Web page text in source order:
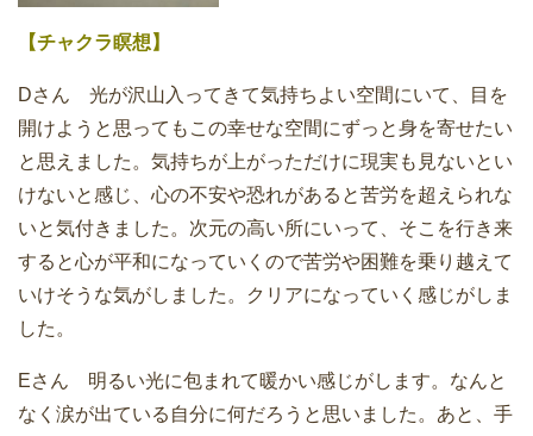
【チャクラ瞑想】
Dさん 光が沢山入ってきて気持ちよい空間にいて、目を
開けようと思ってもこの幸せな空間にずっと身を寄せたい
と思えました。気持ちが上がっただけに現実も見ないとい
けないと感じ、心の不安や恐れがあると苦労を超えられな
いと気付きました。次元の高い所にいって、そこを行き来
すると心が平和になっていくので苦労や困難を乗り越えて
いけそうな気がしました。クリアになっていく感じがしま
した。
Eさん 明るい光に包まれて暖かい感じがします。なんと
なく涙が出ている自分に何だろうと思いました。あと、手